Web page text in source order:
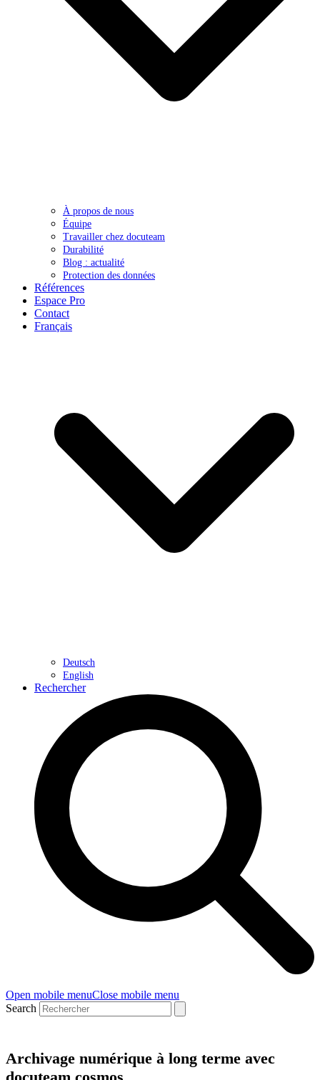
À propos de nous
Équipe
Travailler chez docuteam
Durabilité
Blog : actualité
Protection des données
Références
Espace Pro
Contact
Français
Deutsch
English
Rechercher
Open mobile menuClose mobile menu
Search
Archivage numérique à long terme avec